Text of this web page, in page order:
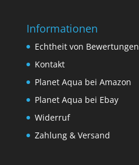
Informationen
Echtheit von Bewertungen
Kontakt
Planet Aqua bei Amazon
Planet Aqua bei Ebay
Widerruf
Zahlung & Versand